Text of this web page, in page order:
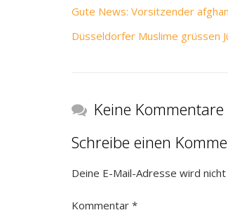
Gute News: Vorsitzender
Düsseldorfer Muslime grüssen
Keine Kommentare
Schreibe einen
Deine E-Mail-Adresse wird
Kommentar *